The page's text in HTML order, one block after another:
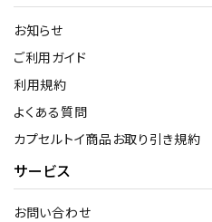
お知らせ
ご利用ガイド
利用規約
よくある質問
カプセルトイ商品お取り引き規約
サービス
お問い合わせ